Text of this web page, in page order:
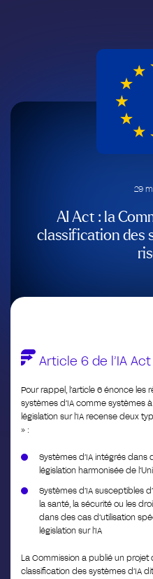
29
AI Act : la
classification des
Article 6 de l’IA Act
Pour rappel, l’article 6 énonce les
systèmes d’IA comme systèmes
législation sur l’IA recense deux
» :
Systèmes d’IA intégrés
législation harmonisée de
Systèmes d’IA susceptibles
la santé, la sécurité ou les
dans des cas d’utilisation
législation sur l’IA
La Commission a publié un projet
classification des systèmes d’IA